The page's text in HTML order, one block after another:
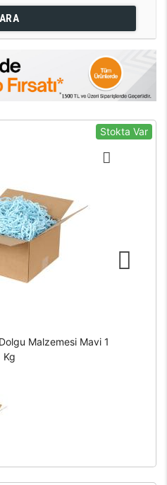
ARA
Stokta Var
Malzemesi Mavi 1
Kg